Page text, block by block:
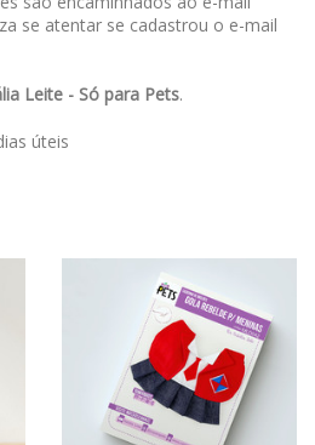
se atentar se cadastrou o e-mail
Leite - Só para Pets.
úteis